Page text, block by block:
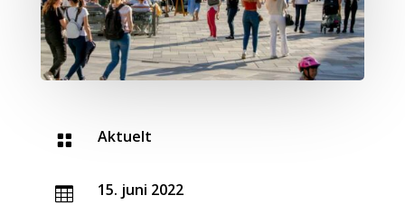
 Aktuelt
 15. juni 2022